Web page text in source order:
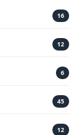
16
12
6
45
12